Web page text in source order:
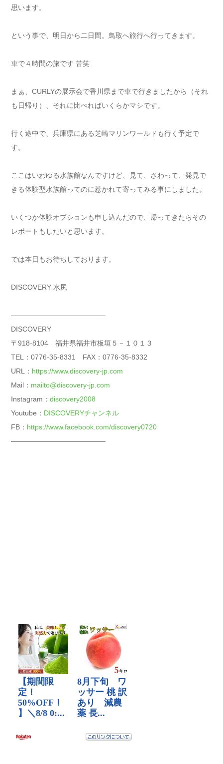
思います。
という事で、明日から二日間。鳥取へ旅行へ行ってきます。
車で４時間の旅です 苦笑
まぁ、CURLYの展示会で香川県まで車で行きましたから（それ
も日帰り）、それに比べればいくらかマシです。
行く途中で、兵庫県にある芝崎マリンワールドも行く予定で
す。
ここはいわゆる水族館なんですけど、見て、さわって、発見で
きる体験型水族館ってのに惹かれて寄ってみる事にしました。
いくつか体験オプションも申し込んだので、帰ってきたらその
レポートもしたいと思います。
では本日もお待ちしております。
DISCOVERY 水尻
—————————————–
DISCOVERY
〒918-8104 福井県福井市板垣５－１０１３
TEL：0776-35-8331 FAX：0776-35-8332
URL： https://www.discovery-jp.com
Mail： mailto@discovery-jp.com
Instagram： discovery2008
Youtube： DISCOVERYチャンネル
FB： https://www.facebook.com/discovery0720
—————————————–